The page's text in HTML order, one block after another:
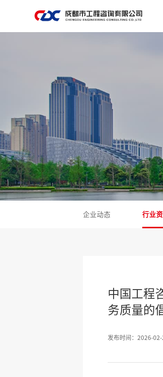
企业动态 行业
中国工程
务质量的
发布时间：2026-02-